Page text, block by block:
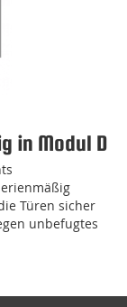
in Modul D
Türen sicher
unbefugtes